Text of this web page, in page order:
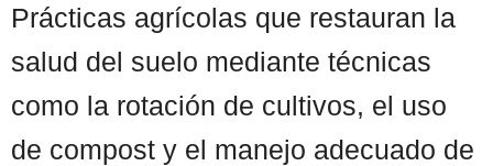
Prácticas agrícolas que restauran la
salud del suelo mediante técnicas
como la rotación de cultivos, el uso
de compost y el manejo adecuado de